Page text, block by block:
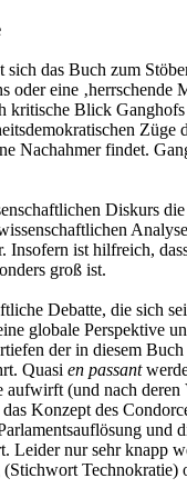
das Buch zum
eine
Blick
Nachahmer findet.
Diskurs
ist hilfreich,
groß ist.
Debatte, die sich
globale Perspektive
der in diesem
Quasi en passant
(und nach
Konzept des
Leider nur sehr knapp